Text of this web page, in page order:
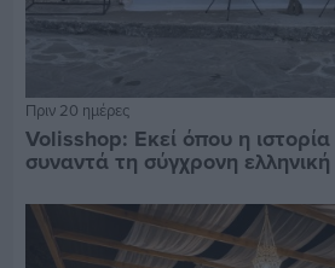
Πριν 20 ημέρες
Volisshop: Εκεί όπου η
συναντά τη σύγχρονη